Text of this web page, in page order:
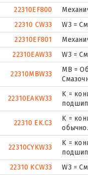
22310EF800
22310 CW33
W3 =
22310EF801
22310EAW33
W3 =
22310MBW33
MB =
22310EAKW33
K =
22310 EK.C3
K =
обычно.
22310CYKW33
K =
22310 KCW33
W3 =